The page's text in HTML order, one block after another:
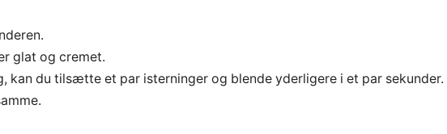
glat og cremet.
kan du tilsætte et par isterninger og blende yderligere i et par sekunder.